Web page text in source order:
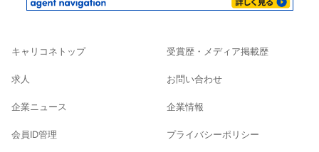
キャリコネトップ
求人
企業ニュース
会員ID管理
受賞歴・メディア掲載歴
お問い合わせ
企業情報
プライバシーポリシー